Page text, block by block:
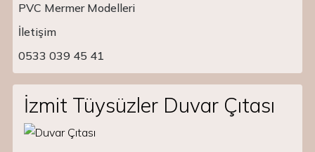
Main Navigation
PVC Mermer Modelleri
İletişim
0533 039 45 41
İzmit Tüysüzler Duvar Çıtası